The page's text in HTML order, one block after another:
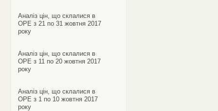
Аналіз цін, що склалися в
ОРЕ з 21 по 31 жовтня 2017
року
Аналіз цін, що склалися в
ОРЕ з 11 по 20 жовтня 2017
року
Аналіз цін, що склалися в
ОРЕ з 1 по 10 жовтня 2017
року